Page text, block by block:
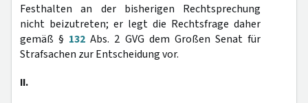
Festhalten an der bisherigen Rechtsprechung
nicht beizutreten; er legt die Rechtsfrage daher
gemäß § 132 Abs. 2 GVG dem Großen Senat für
Strafsachen zur Entscheidung vor.
II.